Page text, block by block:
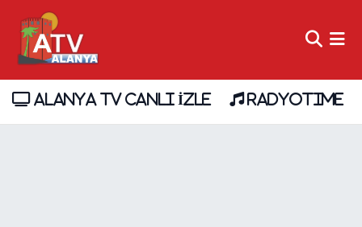
ALANYA TV CANLI İZLE RADYOTIME